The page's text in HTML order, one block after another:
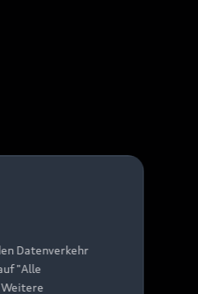
Datenverkehr
"Alle